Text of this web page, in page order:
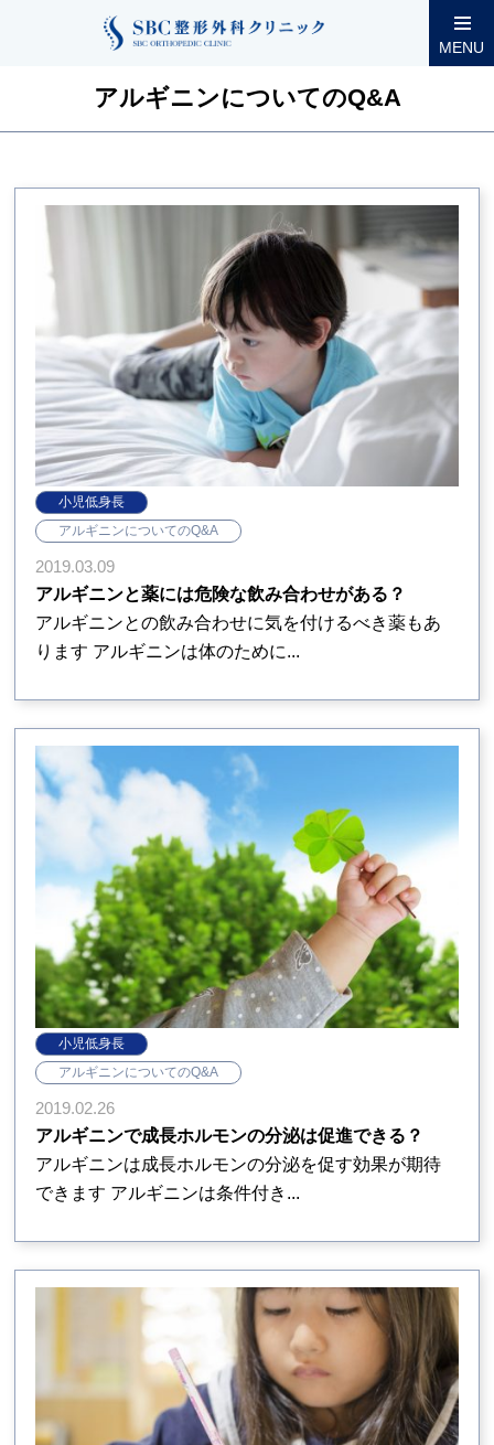
MENU
整形外科コラム アルギニンについてのQ&A一覧
アルギニンについてのQ&A
小児低身長
アルギニンについてのQ&A
2019.03.09
アルギニンと薬には危険な飲み合わせがある？
アルギニンとの飲み合わせに気を付けるべき薬もあ
ります アルギニンは体のために...
小児低身長
アルギニンについてのQ&A
2019.02.26
アルギニンで成長ホルモンの分泌は促進できる？
アルギニンは成長ホルモンの分泌を促す効果が期待
できます アルギニンは条件付き...